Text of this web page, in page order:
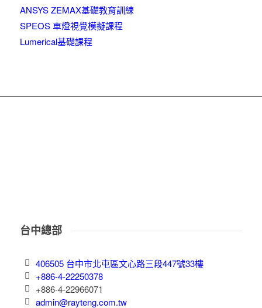
ANSYS ZEMAX基礎教育訓練
SPEOS 車燈視覺模擬課程
Lumerical基礎課程
台中總部
406505 台中市北屯區文心路三段447號33樓
+886-4-22250378
+886-4-22966071
admin@rayteng.com.tw